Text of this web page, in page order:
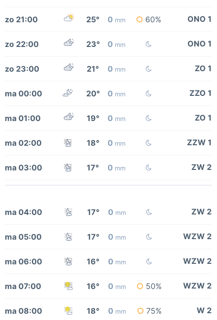
zo 21:00 25° 0 mm 60% ONO 1
zo 22:00 23° 0 mm ONO 1
zo 23:00 21° 0 mm ZO 1
ma 00:00 20° 0 mm ZZO 1
ma 01:00 19° 0 mm ZO 1
ma 02:00 18° 0 mm ZZW 1
ma 03:00 17° 0 mm ZW 2
ma 04:00 17° 0 mm ZW 2
ma 05:00 17° 0 mm WZW 2
ma 06:00 16° 0 mm WZW 2
ma 07:00 16° 0 mm 50% WZW 2
ma 08:00 18° 0 mm 75% W 2